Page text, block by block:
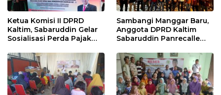
Ketua Komisi II DPRD
Kaltim, Sabaruddin Gelar
Sosialisasi Perda Pajak
Sepinggan Raya
Balikpapan
Sambangi Manggar Baru,
Anggota DPRD Kaltim
Sabaruddin Panrecalle
Balikpapan